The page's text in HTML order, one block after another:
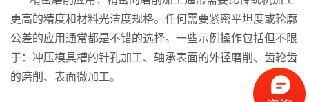
更高的精度和材料光洁度规格。任何需要紧密平坦度或轮廓
公差的应用通常都是不错的选择。一些示例操作包括但不限
于：冲压模具槽的针孔加工、轴承表面的外径磨削、齿轮齿
的磨削、表面微加工。